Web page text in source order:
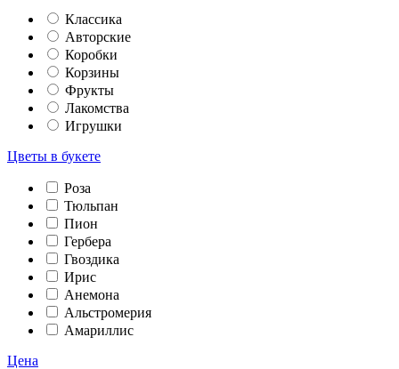
Классика
Авторские
Коробки
Корзины
Фрукты
Лакомства
Игрушки
Цветы в букете
Роза
Тюльпан
Пион
Гербера
Гвоздика
Ирис
Анемона
Альстромерия
Амариллис
Цена